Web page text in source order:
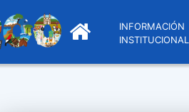
INFORMACIÓN
INSTITUCIONAL